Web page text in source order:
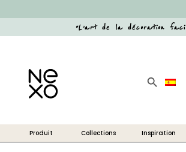
“L’art de la décoration